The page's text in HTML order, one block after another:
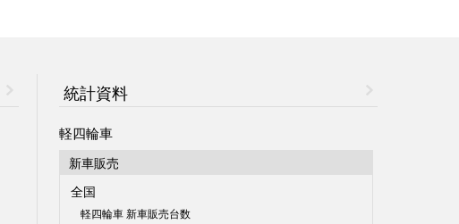
統計資料
軽四輪車
新車販売
全国
軽四輪車 新車販売台数